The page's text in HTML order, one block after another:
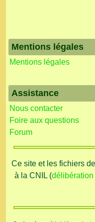
Mentions légales
Mentions légales
Assistance
Nous contacter
Foire aux questions
Forum
Ce site et les fichiers
à la CNIL (délibération